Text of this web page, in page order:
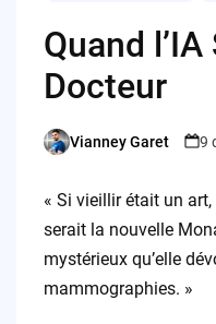
Quand
Docteur
Posted
Vianney Garet 9
« Si vieillir était un
serait la nouvelle
mystérieux qu’elle
mammographies. »